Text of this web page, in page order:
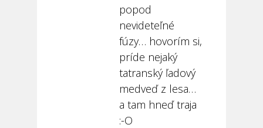
popod
nevideteľné
fúzy… hovorím si,
príde nejaký
tatranský ľadový
medveď z lesa…
a tam hneď traja
:-O